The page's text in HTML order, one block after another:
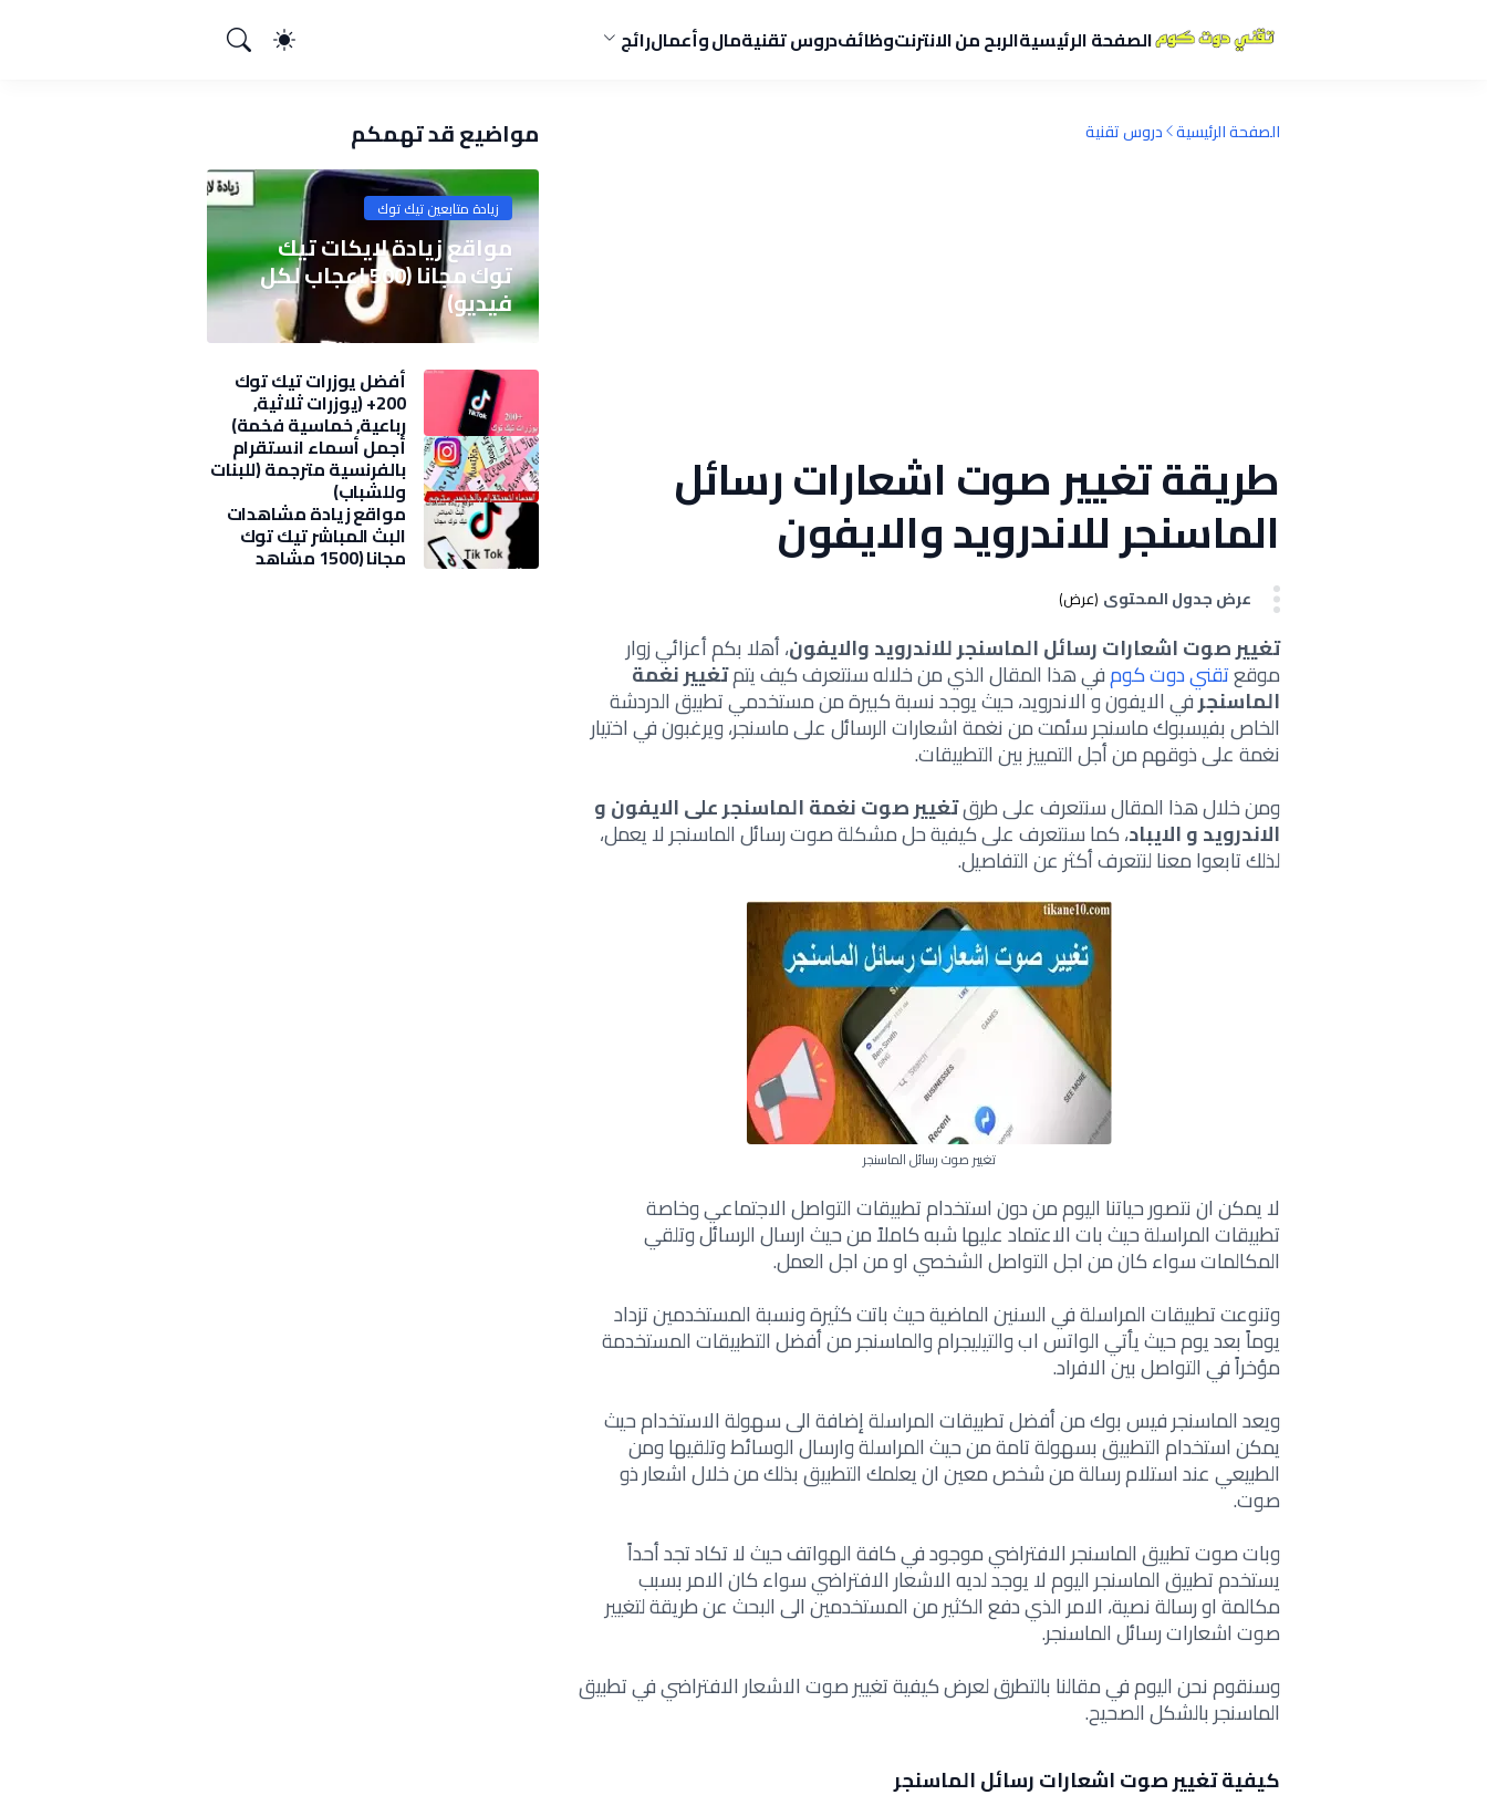
الصفحة الرئيسيةالربح من الانترنتوظائفدروس تقنيةمال وأعمالرائج
الصفحة الرئيسية دروس تقنية
طريقة تغيير صوت اشعارات رسائل
الماسنجر للاندرويد والايفون
عرض جدول المحتوى (عرض)
تغيير صوت اشعارات رسائل الماسنجر للاندرويد والايفون، أهلا بكم أعزائي زوار
موقعتقني دوت كومفي هذا المقال الذي من خلاله سنتعرف كيف يتمتغيير نغمة
الماسنجرفي الايفون و الاندرويد، حيث يوجد نسبة كبيرة من مستخدمي تطبيق الدردشة
الخاص بفيسبوك ماسنجر سئمت من نغمة اشعارات الرسائل على ماسنجر، ويرغبون في اختيار
نغمة على ذوقهم من أجل التمييز بين التطبيقات.
ومن خلال هذا المقال سنتعرف على طرقتغيير صوت نغمة الماسنجر على الايفون و
الاندرويد و الايباد، كما سنتعرف على كيفية حل مشكلة صوت رسائل الماسنجر لا يعمل،
لذلك تابعوا معنا لنتعرف أكثر عن التفاصيل.
تغيير صوت رسائل الماسنجر
لا يمكن ان نتصور حياتنا اليوم من دون استخدام تطبيقات التواصل الاجتماعي وخاصة
تطبيقات المراسلة حيث بات الاعتماد عليها شبه كاملاً من حيث ارسال الرسائل وتلقي
المكالمات سواء كان من اجل التواصل الشخصي او من اجل العمل.
وتنوعت تطبيقات المراسلة في السنين الماضية حيث باتت كثيرة ونسبة المستخدمين تزداد
يوماً بعد يوم حيث يأتي الواتس اب والتيليجرام والماسنجر من أفضل التطبيقات المستخدمة
مؤخراً في التواصل بين الافراد.
ويعد الماسنجر فيس بوك من أفضل تطبيقات المراسلة إضافة الى سهولة الاستخدام حيث
يمكن استخدام التطبيق بسهولة تامة من حيث المراسلة وارسال الوسائط وتلقيها ومن
الطبيعي عند استلام رسالة من شخص معين ان يعلمك التطبيق بذلك من خلال اشعار ذو
صوت.
وبات صوت تطبيق الماسنجر الافتراضي موجود في كافة الهواتف حيث لا تكاد تجد أحداً
يستخدم تطبيق الماسنجر اليوم لا يوجد لديه الاشعار الافتراضي سواء كان الامر بسبب
مكالمة او رسالة نصية، الامر الذي دفع الكثير من المستخدمين الى البحث عن طريقة لتغيير
صوت اشعارات رسائل الماسنجر.
وسنقوم نحن اليوم في مقالنا بالتطرق لعرض كيفية تغيير صوت الاشعار الافتراضي في تطبيق
الماسنجر بالشكل الصحيح.
كيفية تغيير صوت اشعارات رسائل الماسنجر
مواضيع قد تهمكم
زيادة متابعين تيك توك
مواقع زيادة لايكات تيك
توك مجانا (500 اعجاب لكل
فيديو)
أفضل يوزرات تيك توك
200+ (يوزرات ثلاثية,
رباعية, خماسية فخمة)
2025
أجمل أسماء انستقرام
بالفرنسية مترجمة (للبنات
وللشباب)
مواقع زيادة مشاهدات
البث المباشر تيك توك
مجانا (1500 مشاهد